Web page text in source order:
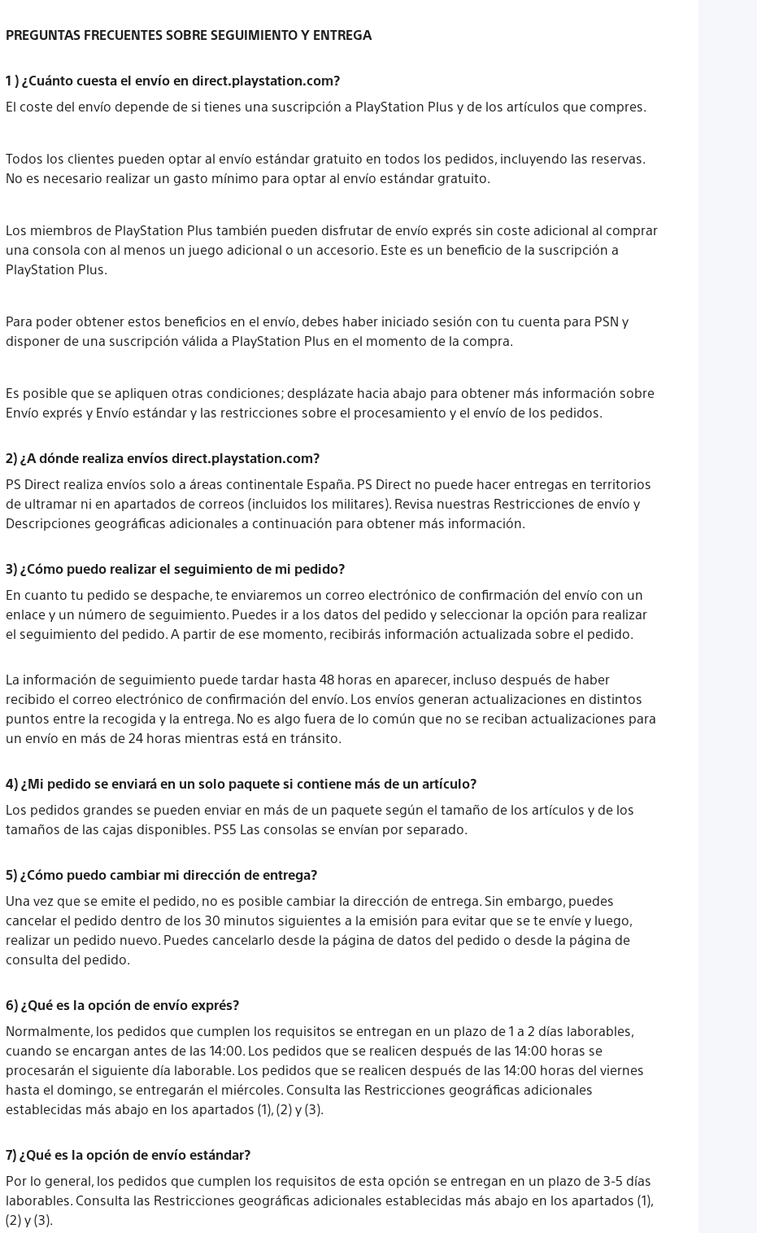
PREGUNTAS FRECUENTES SOBRE SEGUIMIENTO Y ENTREGA
1 ) ¿Cuánto cuesta el envío en direct.playstation.com?
El coste del envío depende de si tienes una suscripción a PlayStation Plus y de los artículos que compres.
Todos los clientes pueden optar al envío estándar gratuito en todos los pedidos, incluyendo las reservas.
No es necesario realizar un gasto mínimo para optar al envío estándar gratuito.
Los miembros de PlayStation Plus también pueden disfrutar de envío exprés sin coste adicional al comprar
una consola con al menos un juego adicional o un accesorio. Este es un beneficio de la suscripción a
PlayStation Plus.
Para poder obtener estos beneficios en el envío, debes haber iniciado sesión con tu cuenta para PSN y
disponer de una suscripción válida a PlayStation Plus en el momento de la compra.
Es posible que se apliquen otras condiciones; desplázate hacia abajo para obtener más información sobre
Envío exprés y Envío estándar y las restricciones sobre el procesamiento y el envío de los pedidos.
2) ¿A dónde realiza envíos direct.playstation.com?
PS Direct realiza envíos solo a áreas continentale España. PS Direct no puede hacer entregas en territorios
de ultramar ni en apartados de correos (incluidos los militares). Revisa nuestras Restricciones de envío y
Descripciones geográficas adicionales a continuación para obtener más información.
3) ¿Cómo puedo realizar el seguimiento de mi pedido?
En cuanto tu pedido se despache, te enviaremos un correo electrónico de confirmación del envío con un
enlace y un número de seguimiento. Puedes ir a los datos del pedido y seleccionar la opción para realizar
el seguimiento del pedido. A partir de ese momento, recibirás información actualizada sobre el pedido.
La información de seguimiento puede tardar hasta 48 horas en aparecer, incluso después de haber
recibido el correo electrónico de confirmación del envío. Los envíos generan actualizaciones en distintos
puntos entre la recogida y la entrega. No es algo fuera de lo común que no se reciban actualizaciones para
un envío en más de 24 horas mientras está en tránsito.
4) ¿Mi pedido se enviará en un solo paquete si contiene más de un artículo?
Los pedidos grandes se pueden enviar en más de un paquete según el tamaño de los artículos y de los
tamaños de las cajas disponibles. PS5 Las consolas se envían por separado.
5) ¿Cómo puedo cambiar mi dirección de entrega?
Una vez que se emite el pedido, no es posible cambiar la dirección de entrega. Sin embargo, puedes
cancelar el pedido dentro de los 30 minutos siguientes a la emisión para evitar que se te envíe y luego,
realizar un pedido nuevo. Puedes cancelarlo desde la página de datos del pedido o desde la página de
consulta del pedido.
6) ¿Qué es la opción de envío exprés?
Normalmente, los pedidos que cumplen los requisitos se entregan en un plazo de 1 a 2 días laborables,
cuando se encargan antes de las 14:00. Los pedidos que se realicen después de las 14:00 horas se
procesarán el siguiente día laborable. Los pedidos que se realicen después de las 14:00 horas del viernes
hasta el domingo, se entregarán el miércoles. Consulta las Restricciones geográficas adicionales
establecidas más abajo en los apartados (1), (2) y (3).
7) ¿Qué es la opción de envío estándar?
Por lo general, los pedidos que cumplen los requisitos de esta opción se entregan en un plazo de 3-5 días
laborables. Consulta las Restricciones geográficas adicionales establecidas más abajo en los apartados (1),
(2) y (3).